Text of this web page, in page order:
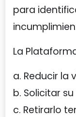
para
La
a. Reducir la
b. Solicitar
c. Retirarlo